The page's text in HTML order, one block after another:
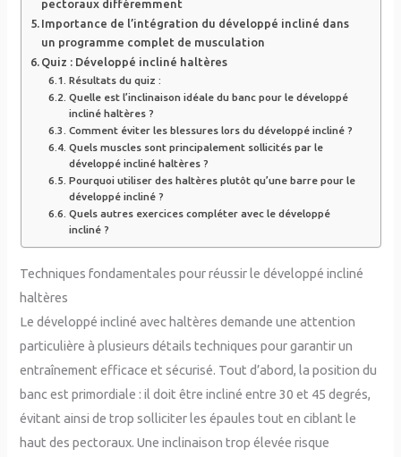
pectoraux différemment
Importance de l’intégration du développé incliné dans
un programme complet de musculation
Quiz : Développé incliné haltères
Résultats du quiz :
Quelle est l’inclinaison idéale du banc pour le développé
incliné haltères ?
Comment éviter les blessures lors du développé incliné ?
Quels muscles sont principalement sollicités par le
développé incliné haltères ?
Pourquoi utiliser des haltères plutôt qu’une barre pour le
développé incliné ?
Quels autres exercices compléter avec le développé
incliné ?
Techniques fondamentales pour réussir le développé incliné
haltères
Le développé incliné avec haltères demande une attention
particulière à plusieurs détails techniques pour garantir un
entraînement efficace et sécurisé. Tout d’abord, la position du
banc est primordiale : il doit être incliné entre 30 et 45 degrés,
évitant ainsi de trop solliciter les épaules tout en ciblant le
haut des pectoraux. Une inclinaison trop élevée risque